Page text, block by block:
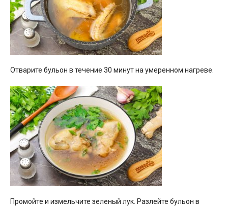
Отварите бульон в течение 30 минут на умеренном нагреве.
Промойте и измельчите зеленый лук. Разлейте бульон в